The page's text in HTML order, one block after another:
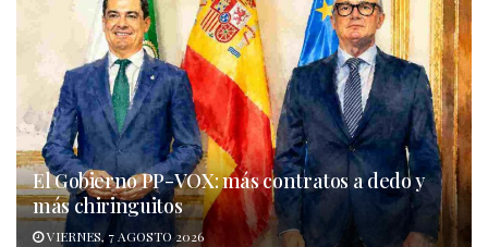
El Gobierno PP-VOX: más contratos a dedo y
más chiringuitos
VIERNES, 7 AGOSTO 2026